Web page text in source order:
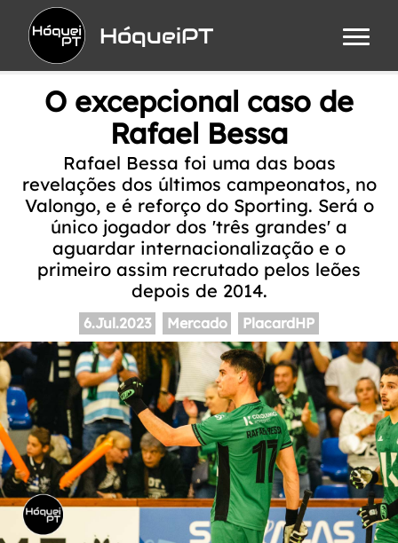
HóqueiPT
O excepcional caso de
Rafael Bessa
Rafael Bessa foi uma das boas
revelações dos últimos campeonatos, no
Valongo, e é reforço do Sporting. Será o
único jogador dos 'três grandes' a
aguardar internacionalização e o
primeiro assim recrutado pelos leões
depois de 2014.
6.Jul.2023 Mercado PlacardHP